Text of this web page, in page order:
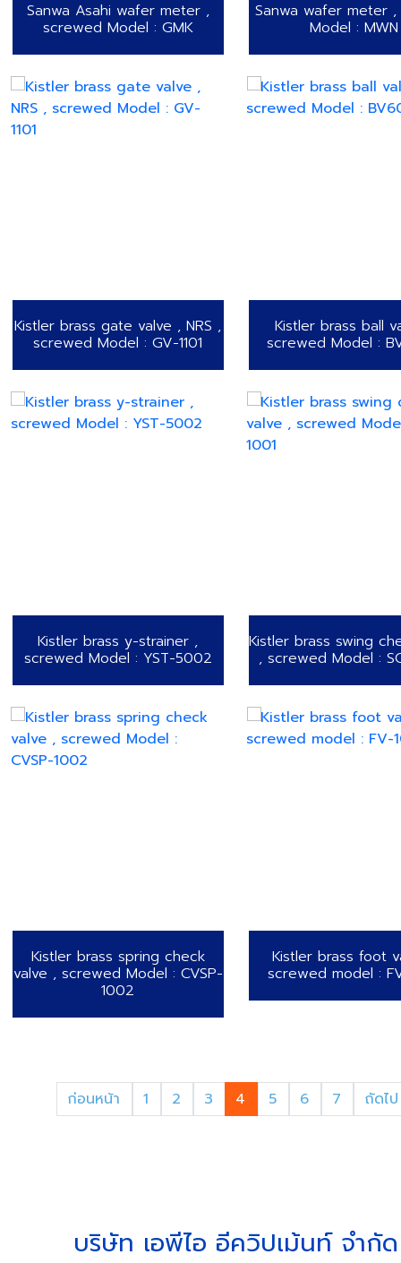
Sanwa Asahi wafer meter ,
screwed Model : GMK
Sanwa wafer meter
Model : MWN
Kistler brass gate valve , NRS ,
screwed Model : GV-1101
Kistler brass ball
screwed Model :
Kistler brass y-strainer ,
screwed Model : YST-5002
Kistler brass swing
, screwed Model :
Kistler brass spring check
valve , screwed Model : CVSP-
1002
Kistler brass foot
screwed model :
ก่อนหน้า 1 2 3 4 5 6 7 ถัดไ
บริษัท เอพีไอ อีควิปเม้นท์ จำกัด